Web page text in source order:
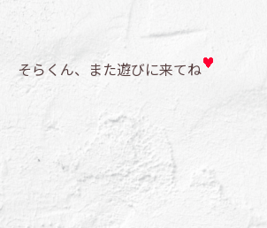
そらくん、また遊びに来てね